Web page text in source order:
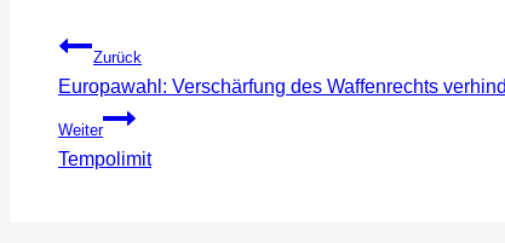
Beitragsnavigation
Zurück
Europawahl: Verschärfung des Waffenrechts
Weiter
Tempolimit